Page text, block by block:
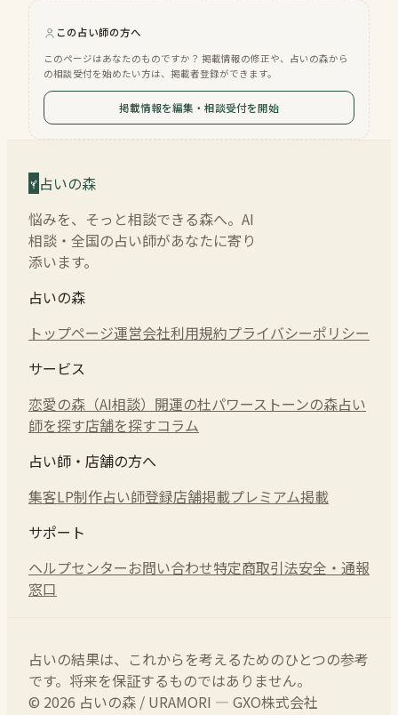
この占い師の方へ
このページはあなたのものですか？ 掲載情報の修正や、占いの森から
の相談受付を始めたい方は、掲載者登録ができます。
掲載情報を編集・相談受付を開始
占いの森
悩みを、そっと相談できる森へ。AI
相談・全国の占い師があなたに寄り
添います。
占いの森
トップページ運営会社利用規約プライバシーポリシー
サービス
恋愛の森（AI相談） 開運の杜パワーストーンの森占い
師を探す店舗を探すコラム
占い師・店舗の方へ
集客LP制作占い師登録店舗掲載プレミアム掲載
サポート
ヘルプセンターお問い合わせ特定商取引法安全・通報
窓口
占いの結果は、これからを考えるためのひとつの参考
です。将来を保証するものではありません。
© 2026 占いの森 / URAMORI — GXO株式会社